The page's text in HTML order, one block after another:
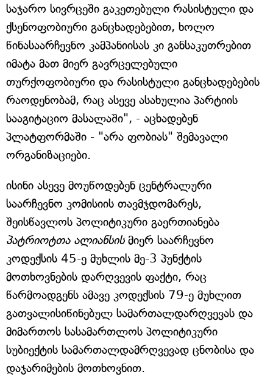
საჯარო სივრცეში გაკეთებული რასისტული და
ქსენოფობიური განცხადებებით, ხოლო
წინასაარჩევნო კამპანიისას კი განსაკუთრებით
იმატა მათ მიერ გავრცელებული
თურქოფობიური და რასისტული განცხადებების
რაოდენობამ, რაც ასევე ასახულია პარტიის
სააგიტაციო მასალაში", - აცხადებენ
პლატფორმაში - "არა ფობიას" შემავალი
ორგანიზაციები.
ისინი ასევე მოუწოდებენ ცენტრალური
საარჩევნო კომისიის თავმჯდომარეს,
შეისწავლოს პოლიტიკური გაერთიანება
პატრიოტთა ალიანსისმიერ საარჩევნო
კოდექსის 45-ე მუხლის მე-3 პუნქტის
მოთხოვნების დარღვევის ფაქტი, რაც
წარმოადგენს ამავე კოდექსის 79-ე მუხლით
გათვალისიწინებულ სამართალდარღვევას და
მიმართოს სასამართლოს პოლიტიკური
სუბიექტის სამართალდამრღვევად ცნობისა და
დაჯარიმების მოთხოვნით.